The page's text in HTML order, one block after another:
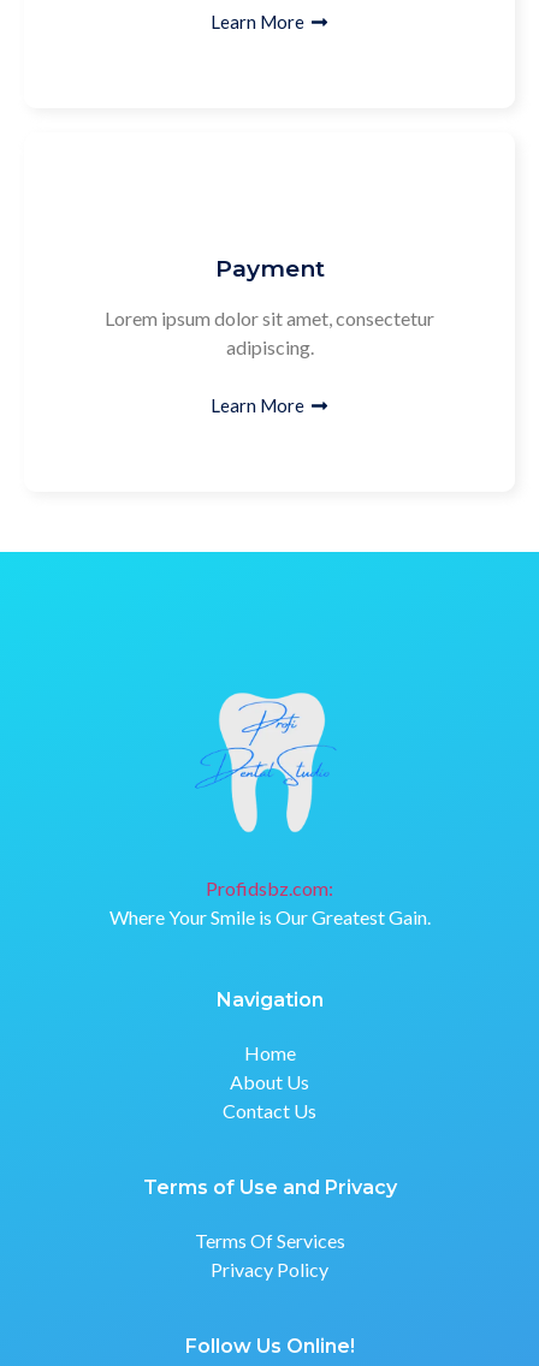
Learn More
Payment
Lorem ipsum dolor sit amet, consectetur
adipiscing.
Learn More
Profidsbz.com:
Where Your Smile is Our Greatest Gain.
Navigation
Home
About Us
Contact Us
Terms of Use and Privacy
Terms Of Services
Privacy Policy
Follow Us Online!